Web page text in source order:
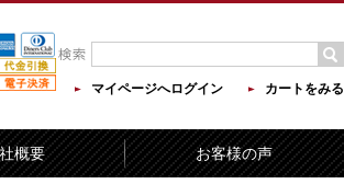
マイページへログイン カートをみる
概要 お客様の声